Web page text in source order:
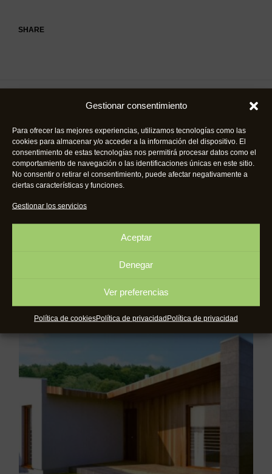
Gestionar consentimiento
Para ofrecer las mejores experiencias, utilizamos tecnologías como las
cookies para almacenar y/o acceder a la información del dispositivo. El
consentimiento de estas tecnologías nos permitirá procesar datos como el
comportamiento de navegación o las identificaciones únicas en este sitio.
No consentir o retirar el consentimiento, puede afectar negativamente a
ciertas características y funciones.
Gestionar los servicios
Aceptar
Denegar
Ver preferencias
Política de cookiesPolítica de privacidadPolítica de privacidad
SHARE
Casa Pasiva Casa Pasiva
Proyectos Relacionados Con La